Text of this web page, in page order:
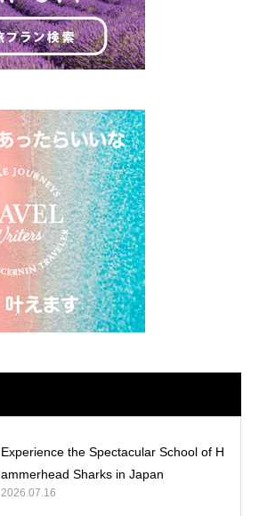
Experience the Spectacular School of H
ammerhead Sharks in Japan
2026.07.16